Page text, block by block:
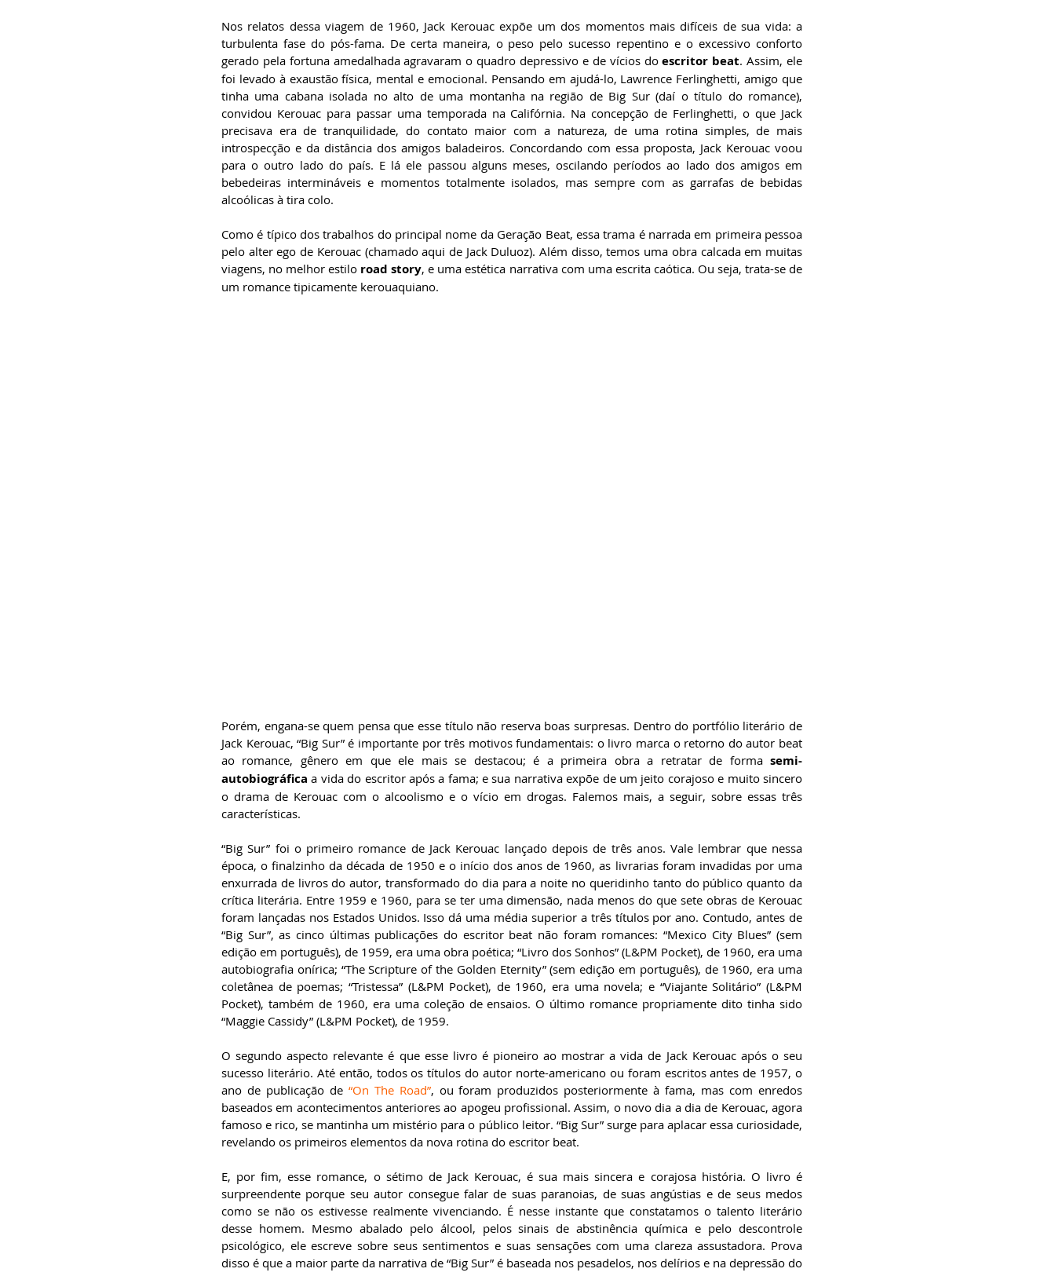
Nos relatos dessa viagem de 1960, Jack Kerouac expõe um dos momentos mais difíceis de sua vida: a
turbulenta fase do pós-fama. De certa maneira, o peso pelo sucesso repentino e o excessivo conforto
gerado pela fortuna amedalhada agravaram o quadro depressivo e de vícios do escritor beat. Assim, ele
foi levado à exaustão física, mental e emocional. Pensando em ajudá-lo, Lawrence Ferlinghetti, amigo que
tinha uma cabana isolada no alto de uma montanha na região de Big Sur (daí o título do romance),
convidou Kerouac para passar uma temporada na Califórnia. Na concepção de Ferlinghetti, o que Jack
precisava era de tranquilidade, do contato maior com a natureza, de uma rotina simples, de mais
introspecção e da distância dos amigos baladeiros. Concordando com essa proposta, Jack Kerouac voou
para o outro lado do país. E lá ele passou alguns meses, oscilando períodos ao lado dos amigos em
bebedeiras intermináveis e momentos totalmente isolados, mas sempre com as garrafas de bebidas
alcoólicas à tira colo.
Como é típico dos trabalhos do principal nome da Geração Beat, essa trama é narrada em primeira pessoa
pelo alter ego de Kerouac (chamado aqui de Jack Duluoz). Além disso, temos uma obra calcada em muitas
viagens, no melhor estilo road story, e uma estética narrativa com uma escrita caótica. Ou seja, trata-se de
um romance tipicamente kerouaquiano.
Porém, engana-se quem pensa que esse título não reserva boas surpresas. Dentro do portfólio literário de
Jack Kerouac, “Big Sur” é importante por três motivos fundamentais: o livro marca o retorno do autor beat
ao romance, gênero em que ele mais se destacou; é a primeira obra a retratar de forma semi-
autobiográfica a vida do escritor após a fama; e sua narrativa expõe de um jeito corajoso e muito sincero
o drama de Kerouac com o alcoolismo e o vício em drogas. Falemos mais, a seguir, sobre essas três
características.
“Big Sur” foi o primeiro romance de Jack Kerouac lançado depois de três anos. Vale lembrar que nessa
época, o finalzinho da década de 1950 e o início dos anos de 1960, as livrarias foram invadidas por uma
enxurrada de livros do autor, transformado do dia para a noite no queridinho tanto do público quanto da
crítica literária. Entre 1959 e 1960, para se ter uma dimensão, nada menos do que sete obras de Kerouac
foram lançadas nos Estados Unidos. Isso dá uma média superior a três títulos por ano. Contudo, antes de
“Big Sur”, as cinco últimas publicações do escritor beat não foram romances: “Mexico City Blues” (sem
edição em português), de 1959, era uma obra poética; “Livro dos Sonhos” (L&PM Pocket), de 1960, era uma
autobiografia onírica; “The Scripture of the Golden Eternity” (sem edição em português), de 1960, era uma
coletânea de poemas; “Tristessa” (L&PM Pocket), de 1960, era uma novela; e “Viajante Solitário” (L&PM
Pocket), também de 1960, era uma coleção de ensaios. O último romance propriamente dito tinha sido
“Maggie Cassidy” (L&PM Pocket), de 1959.
O segundo aspecto relevante é que esse livro é pioneiro ao mostrar a vida de Jack Kerouac após o seu
sucesso literário. Até então, todos os títulos do autor norte-americano ou foram escritos antes de 1957, o
ano de publicação de “On The Road”, ou foram produzidos posteriormente à fama, mas com enredos
baseados em acontecimentos anteriores ao apogeu profissional. Assim, o novo dia a dia de Kerouac, agora
famoso e rico, se mantinha um mistério para o público leitor. “Big Sur” surge para aplacar essa curiosidade,
revelando os primeiros elementos da nova rotina do escritor beat.
E, por fim, esse romance, o sétimo de Jack Kerouac, é sua mais sincera e corajosa história. O livro é
surpreendente porque seu autor consegue falar de suas paranoias, de suas angústias e de seus medos
como se não os estivesse realmente vivenciando. É nesse instante que constatamos o talento literário
desse homem. Mesmo abalado pelo álcool, pelos sinais de abstinência química e pelo descontrole
psicológico, ele escreve sobre seus sentimentos e suas sensações com uma clareza assustadora. Prova
disso é que a maior parte da narrativa de “Big Sur” é baseada nos pesadelos, nos delírios e na depressão do